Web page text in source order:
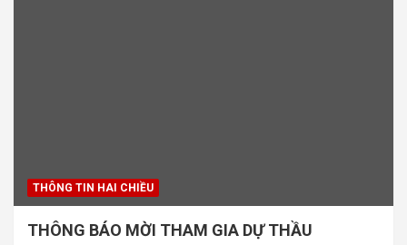
THÔNG TIN HAI CHIỀU
THÔNG BÁO MỜI THAM GIA DỰ THẦU